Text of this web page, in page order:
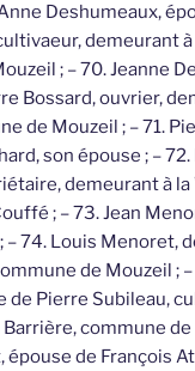
Deshumeaux,
demeurant
; – 70. Jeanne
Bossard, ouvrier,
de Mouzeil ; – 71.
son épouse ; –
demeurant à
; – 73. Jean
74. Louis Menoret,
de Mouzeil ; –
de Pierre Subileau,
commune de
épouse de François